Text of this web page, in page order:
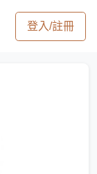
登入/註冊